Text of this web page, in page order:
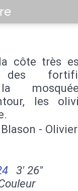
côte très
la
les
-
3' 26''